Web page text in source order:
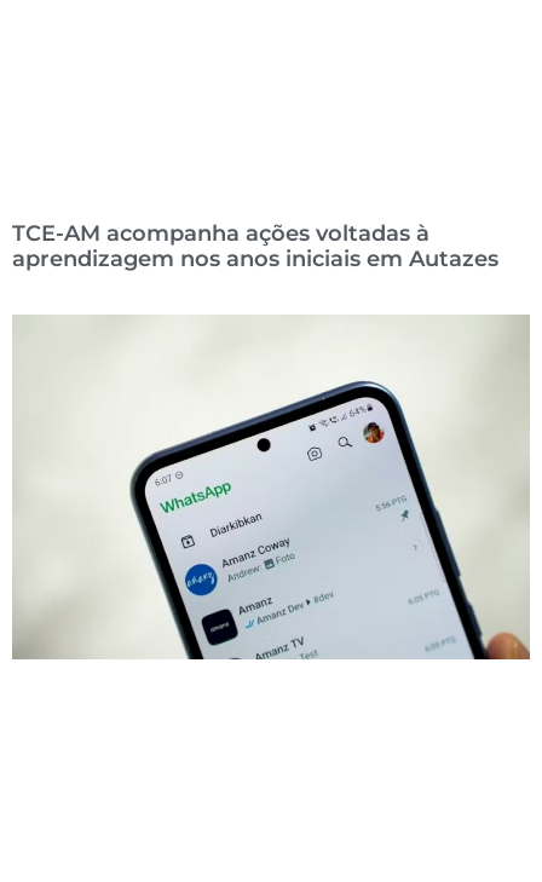
TCE-AM acompanha ações voltadas à
aprendizagem nos anos iniciais em Autazes